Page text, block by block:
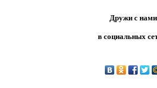
Дружи с нами
в социальных